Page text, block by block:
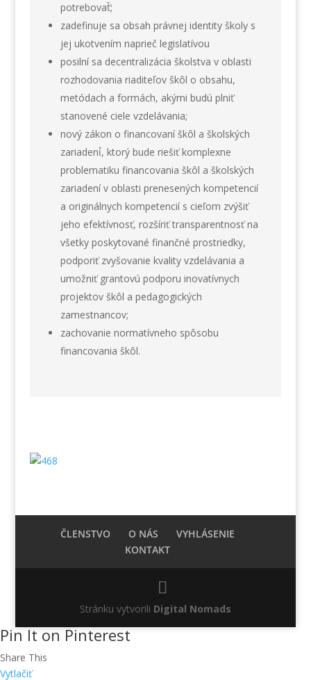
potrebovať̌;
zadefinuje sa obsah právnej identity školy s
jej ukotvením naprieč legislatívou
posilní sa decentralizácia školstva v oblasti
rozhodovania riaditeľov škôl o obsahu,
metódach a formách, akými budú plniť
stanovené ciele vzdelávania;
nový zákon o financovaní škôl a školských
zariadení́, ktorý bude riešiť komplexne
problematiku financovania škôl a školských
zariadení v oblasti prenesených kompetencií
a originálnych kompetencií s cieľom zvýšiť
jeho efektívnosť, rozšíriť transparentnosť na
všetky poskytované finančné prostriedky,
podporiť zvyšovanie kvality vzdelávania a
umožniť grantovú podporu inovatívnych
projektov škôl a pedagogických
zamestnancov;
zachovanie normatívneho spôsobu
financovania škôl.
ČLENSTVO O NÁS
VYHLÁSENIE
KONTAKT
Stránku vytvorili Digital Nomads
Pin It on Pinterest
Share This
Vytlačiť